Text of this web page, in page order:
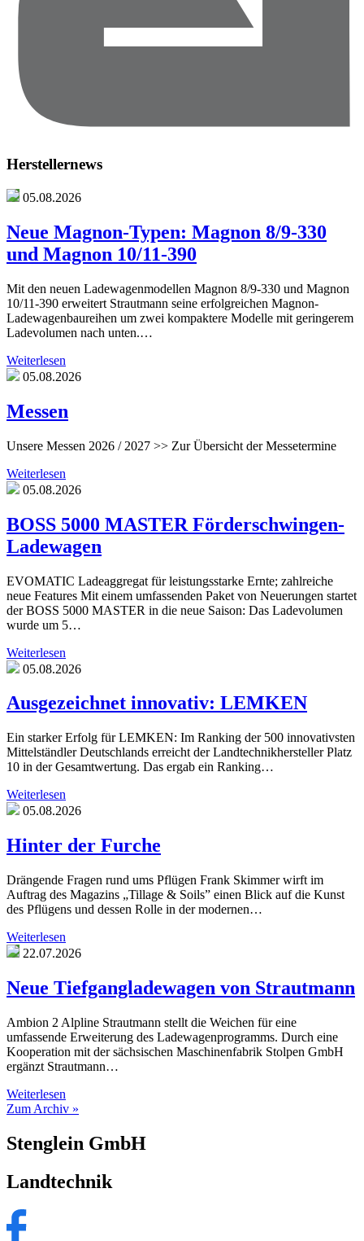
Herstellernews
05.08.2026
Neue Magnon-Typen: Magnon 8/9-330
und Magnon 10/11-390
Mit den neuen Ladewagenmodellen Magnon 8/9-330 und Magnon
10/11-390 erweitert Strautmann seine erfolgreichen Magnon-
Ladewagenbaureihen um zwei kompaktere Modelle mit geringerem
Ladevolumen nach unten.…
Weiterlesen
05.08.2026
Messen
Unsere Messen 2026 / 2027 >> Zur Übersicht der Messetermine
Weiterlesen
05.08.2026
BOSS 5000 MASTER Förderschwingen-
Ladewagen
EVOMATIC Ladeaggregat für leistungsstarke Ernte; zahlreiche
neue Features Mit einem umfassenden Paket von Neuerungen startet
der BOSS 5000 MASTER in die neue Saison: Das Ladevolumen
wurde um 5…
Weiterlesen
05.08.2026
Ausgezeichnet innovativ: LEMKEN
Ein starker Erfolg für LEMKEN: Im Ranking der 500 innovativsten
Mittelständler Deutschlands erreicht der Landtechnikhersteller Platz
10 in der Gesamtwertung. Das ergab ein Ranking…
Weiterlesen
05.08.2026
Hinter der Furche
Drängende Fragen rund ums Pflügen Frank Skimmer wirft im
Auftrag des Magazins „Tillage & Soils” einen Blick auf die Kunst
des Pflügens und dessen Rolle in der modernen…
Weiterlesen
22.07.2026
Neue Tiefgangladewagen von Strautmann
Ambion 2 Alpline Strautmann stellt die Weichen für eine
umfassende Erweiterung des Ladewagenprogramms. Durch eine
Kooperation mit der sächsischen Maschinenfabrik Stolpen GmbH
ergänzt Strautmann…
Weiterlesen
Zum Archiv »
Stenglein GmbH
Landtechnik